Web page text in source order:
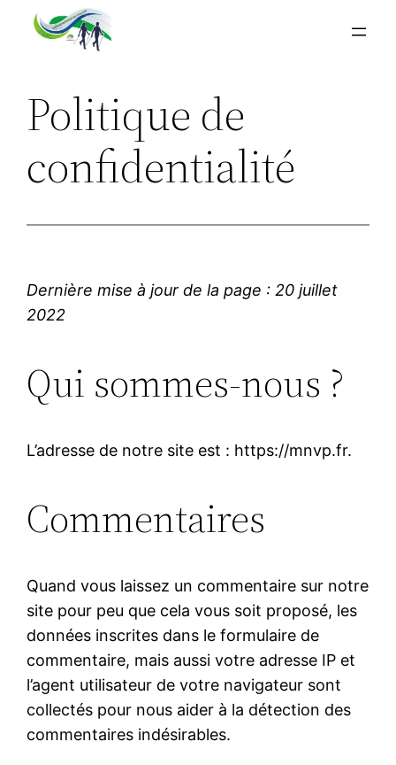
Aller
Politique de
confidentialité
Dernière mise à jour de la page : 20 juillet
2022
Qui sommes-nous ?
L’adresse de notre site est : https://mnvp.fr.
Commentaires
Quand vous laissez un commentaire sur notre
site pour peu que cela vous soit proposé, les
données inscrites dans le formulaire de
commentaire, mais aussi votre adresse IP et
l’agent utilisateur de votre navigateur sont
collectés pour nous aider à la détection des
commentaires indésirables.